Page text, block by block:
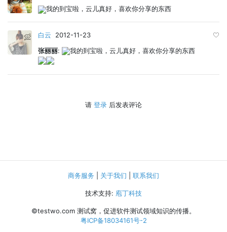
我的到宝啦，云儿真好，喜欢你分享的东西
白云 2012-11-23
张丽丽: 我的到宝啦，云儿真好，喜欢你分享的东西
请 登录 后发表评论
商务服务 关于我们 联系我们
技术支持: 庖丁科技
©testwo.com 测试窝，促进软件测试领域知识的传播。
粤ICP备18034161号-2